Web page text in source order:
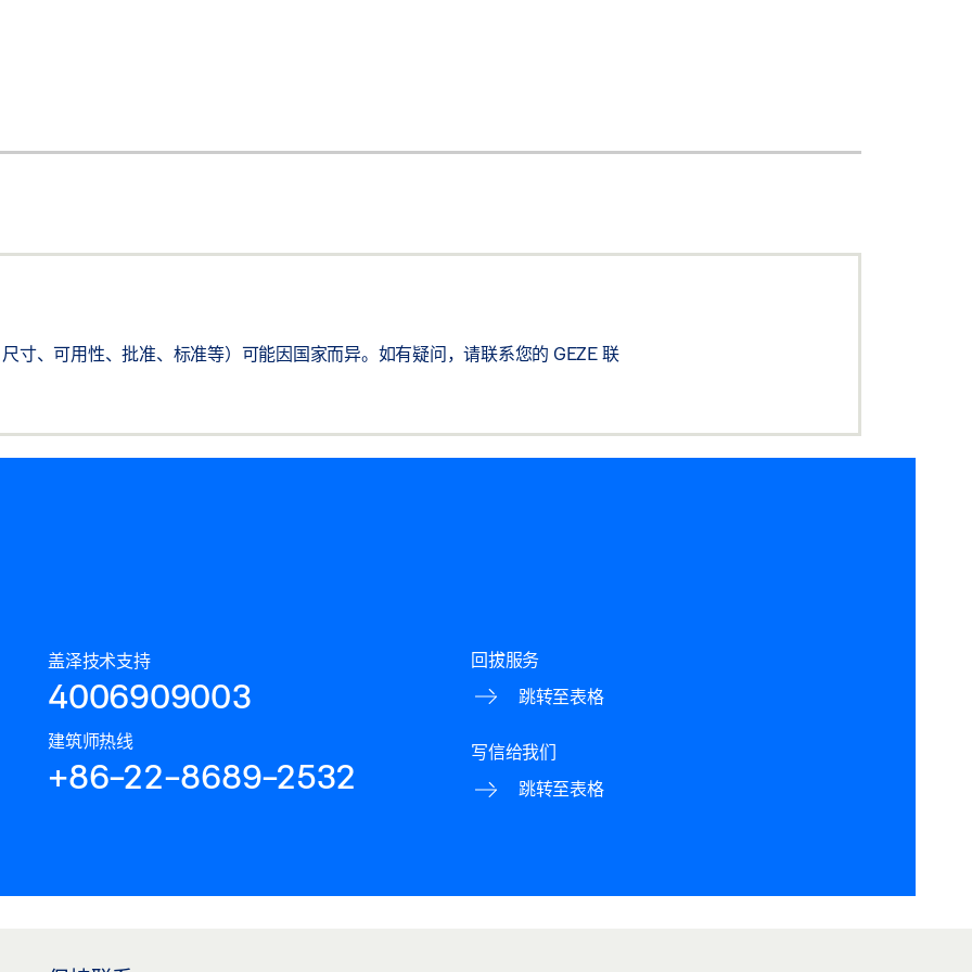
寸、可用性、批准、标准等）可能因国家而异。如有疑问，请联系您的 GEZE 联
盖泽技术支持
4006909003
建筑师热线
+86-22-8689-2532
回拔服务
跳转至表格
写信给我们
跳转至表格